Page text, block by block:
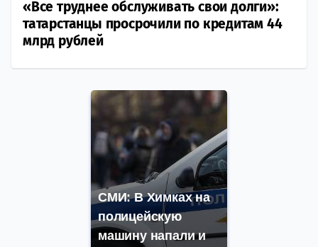
«Все труднее обслуживать свои долги»:
татарстанцы просрочили по кредитам 44
млрд рублей
СМИ: В Химках на
полицейскую
машину напали и